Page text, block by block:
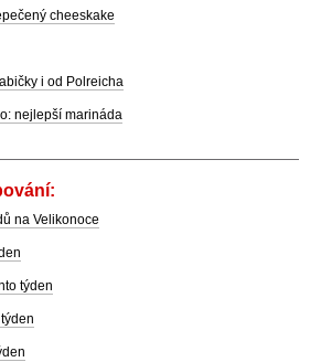
cheeskake
i od Polreicha
nejlepší marináda
na Velikonoce
týden